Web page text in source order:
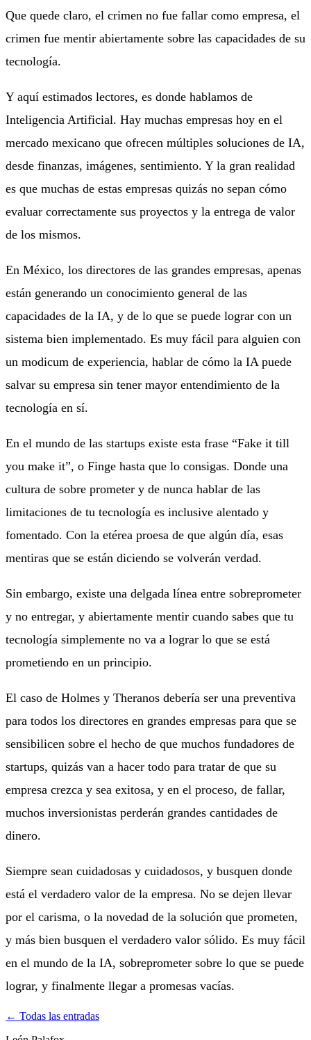
Que quede claro, el crimen no fue fallar como empresa, el
crimen fue mentir abiertamente sobre las capacidades de su
tecnología.
Y aquí estimados lectores, es donde hablamos de
Inteligencia Artificial. Hay muchas empresas hoy en el
mercado mexicano que ofrecen múltiples soluciones de IA,
desde finanzas, imágenes, sentimiento. Y la gran realidad
es que muchas de estas empresas quizás no sepan cómo
evaluar correctamente sus proyectos y la entrega de valor
de los mismos.
En México, los directores de las grandes empresas, apenas
están generando un conocimiento general de las
capacidades de la IA, y de lo que se puede lograr con un
sistema bien implementado. Es muy fácil para alguien con
un modicum de experiencia, hablar de cómo la IA puede
salvar su empresa sin tener mayor entendimiento de la
tecnología en sí.
En el mundo de las startups existe esta frase “Fake it till
you make it”, o Finge hasta que lo consigas. Donde una
cultura de sobre prometer y de nunca hablar de las
limitaciones de tu tecnología es inclusive alentado y
fomentado. Con la etérea proesa de que algún día, esas
mentiras que se están diciendo se volverán verdad.
Sin embargo, existe una delgada línea entre sobreprometer
y no entregar, y abiertamente mentir cuando sabes que tu
tecnología simplemente no va a lograr lo que se está
prometiendo en un principio.
El caso de Holmes y Theranos debería ser una preventiva
para todos los directores en grandes empresas para que se
sensibilicen sobre el hecho de que muchos fundadores de
startups, quizás van a hacer todo para tratar de que su
empresa crezca y sea exitosa, y en el proceso, de fallar,
muchos inversionistas perderán grandes cantidades de
dinero.
Siempre sean cuidadosas y cuidadosos, y busquen donde
está el verdadero valor de la empresa. No se dejen llevar
por el carisma, o la novedad de la solución que prometen,
y más bien busquen el verdadero valor sólido. Es muy fácil
en el mundo de la IA, sobreprometer sobre lo que se puede
lograr, y finalmente llegar a promesas vacías.
← Todas las entradas